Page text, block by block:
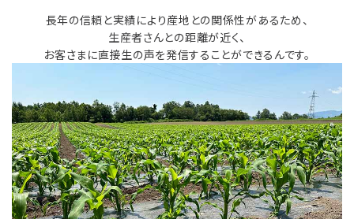
長年の信頼と実績により産地との関係性があるため、
生産者さんとの距離が近く、
お客さまに直接生の声を発信することができるんです。